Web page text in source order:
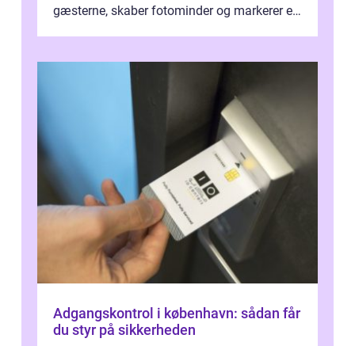
gæsterne, skaber fotominder og markerer et
Adgangskontrol i københavn: sådan får
du styr på sikkerheden